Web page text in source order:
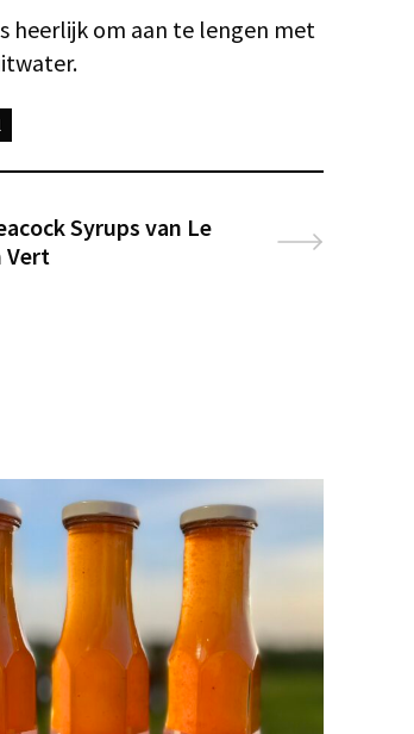
heerlijk om aan te lengen met
Syrups van Le
Vert